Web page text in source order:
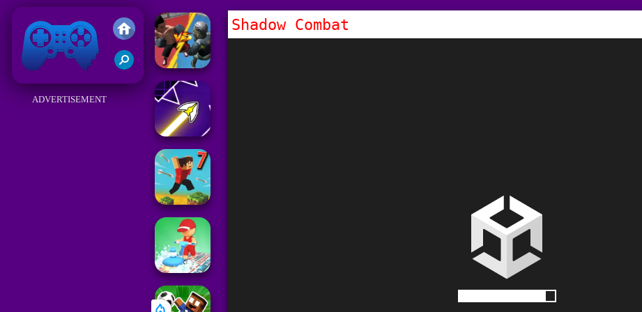
Friv
ADVERTISEMENT
Shadow Combat